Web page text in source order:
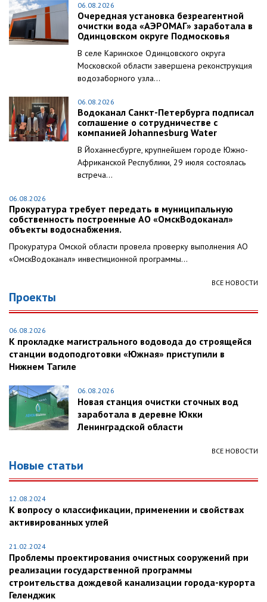
06.08.2026
Очередная установка безреагентной
очистки вода «АЭРОМАГ» заработала в
Одинцовском округе Подмосковья
В селе Каринское Одинцовского округа
Московской области завершена реконструкция
водозаборного узла...
06.08.2026
Водоканал Санкт-Петербурга подписал
соглашение о сотрудничестве с
компанией Johannesburg Water
В Йоханнесбурге, крупнейшем городе Южно-
Африканской Республики, 29 июля состоялась
встреча...
06.08.2026
Прокуратура требует передать в муниципальную
собственность построенные АО «ОмскВодоканал»
объекты водоснабжения.
Прокуратура Омской области провела проверку выполнения АО
«ОмскВодоканал» инвестиционной программы...
ВСЕ НОВОСТИ
Проекты
06.08.2026
К прокладке магистрального водовода до строящейся
станции водоподготовки «Южная» приступили в
Нижнем Тагиле
06.08.2026
Новая станция очистки сточных вод
заработала в деревне Юкки
Ленинградской области
ВСЕ НОВОСТИ
Новые статьи
12.08.2024
К вопросу о классификации, применении и свойствах
активированных углей
21.02.2024
Проблемы проектирования очистных сооружений при
реализации государственной программы
строительства дождевой канализации города-курорта
Геленджик